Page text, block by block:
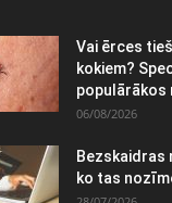
Vai ērces
kokiem?
populārākos
06/08/2026
Bezskaidras
ko tas